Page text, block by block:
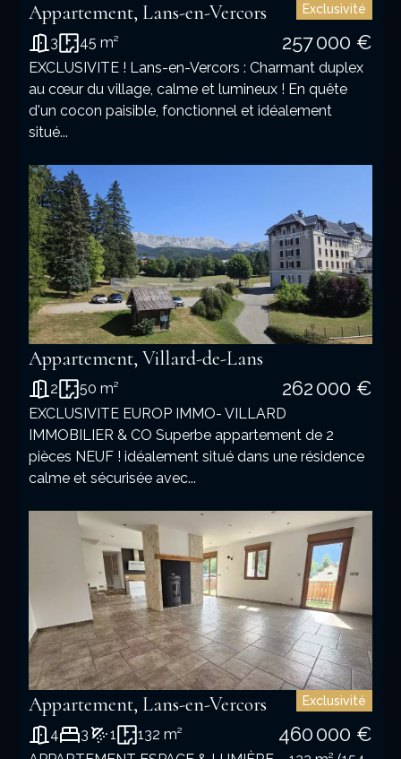
Appartement, Lans-en-Vercors Exclusivité
3 45 m² 257 000 €
EXCLUSIVITE ! Lans-en-Vercors : Charmant duplex
au cœur du village, calme et lumineux ! En quête
d'un cocon paisible, fonctionnel et idéalement
situé...
Appartement, Villard-de-Lans
2 50 m² 262 000 €
EXCLUSIVITE EUROP IMMO- VILLARD
IMMOBILIER & CO Superbe appartement de 2
pièces NEUF ! idéalement situé dans une résidence
calme et sécurisée avec...
Appartement, Lans-en-Vercors Exclusivité
4 3 1 132 m² 460 000 €